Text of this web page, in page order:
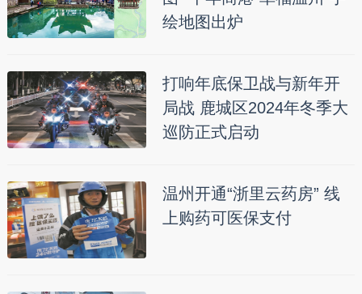
绘地图出炉
打响年底保卫战与新年开
局战 鹿城区2024年冬季大
巡防正式启动
温州开通“浙里云药房” 线
上购药可医保支付